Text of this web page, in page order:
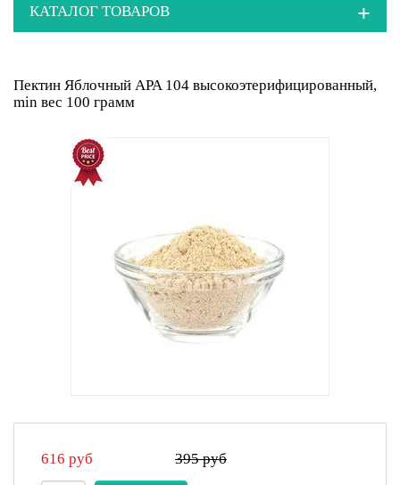
КАТАЛОГ ТОВАРОВ +
Пектин Яблочный APA 104 высокоэтерифицированный,
min вес 100 грамм
616 руб 395 руб